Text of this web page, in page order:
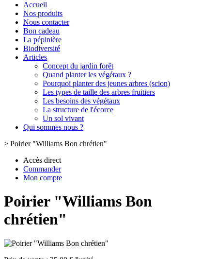
Accueil
Nos produits
Nous contacter
Bon cadeau
La pépinière
Biodiversité
Articles
Concept du jardin forêt
Quand planter les végétaux ?
Pourquoi planter des jeunes arbres (scion)
Les types de taille des arbres fruitiers
Les besoins des végétaux
La structure de l'écorce
Un sol vivant
Qui sommes nous ?
> Poirier "Williams Bon chrétien"
Accès direct
Commander
Mon compte
Poirier "Williams Bon
chrétien"